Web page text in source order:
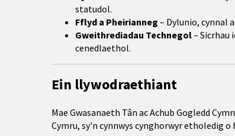
statudol.
Fflyd a Pheirianneg – Dylunio, cynnal
Gweithrediadau Technegol– Sicrhau
cenedlaethol.
Ein llywodraethiant
Mae Gwasanaeth Tân ac Achub Gogledd
Cymru, sy'n cynnwys cynghorwyr etholedig